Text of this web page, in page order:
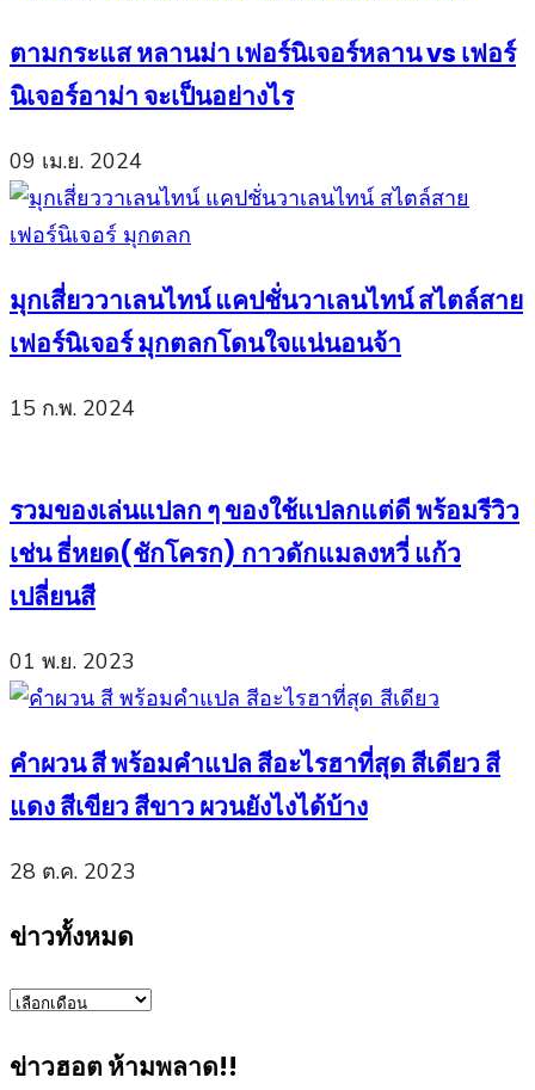
ตามกระแส หลานม่า เฟอร์นิเจอร์หลาน vs เฟอร์
นิเจอร์อาม่า จะเป็นอย่างไร
09 เม.ย. 2024
มุกเสี่ยววาเลนไทน์ แคปชั่นวาเลนไทน์ สไตล์สาย
เฟอร์นิเจอร์ มุกตลกโดนใจแน่นอนจ้า
15 ก.พ. 2024
รวมของเล่นแปลก ๆ ของใช้แปลกแต่ดี พร้อมรีวิว
เช่น ธี่หยด(ชักโครก) กาวดักแมลงหวี่ แก้ว
เปลี่ยนสี
01 พ.ย. 2023
คำผวน สี พร้อมคำแปล สีอะไรฮาที่สุด สีเดียว สี
แดง สีเขียว สีขาว ผวนยังไงได้บ้าง
28 ต.ค. 2023
ข่าวทั้งหมด
ข่าว
ข่าวฮอต ห้ามพลาด!!